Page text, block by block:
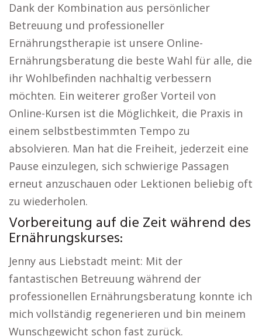
Dank der Kombination aus persönlicher
Betreuung und professioneller
Ernährungstherapie ist unsere Online-
Ernährungsberatung die beste Wahl für alle, die
ihr Wohlbefinden nachhaltig verbessern
möchten. Ein weiterer großer Vorteil von
Online-Kursen ist die Möglichkeit, die Praxis in
einem selbstbestimmten Tempo zu
absolvieren. Man hat die Freiheit, jederzeit eine
Pause einzulegen, sich schwierige Passagen
erneut anzuschauen oder Lektionen beliebig oft
zu wiederholen.
Vorbereitung auf die Zeit während des
Ernährungskurses:
Jenny aus Liebstadt meint: Mit der
fantastischen Betreuung während der
professionellen Ernährungsberatung konnte ich
mich vollständig regenerieren und bin meinem
Wunschgewicht schon fast zurück.